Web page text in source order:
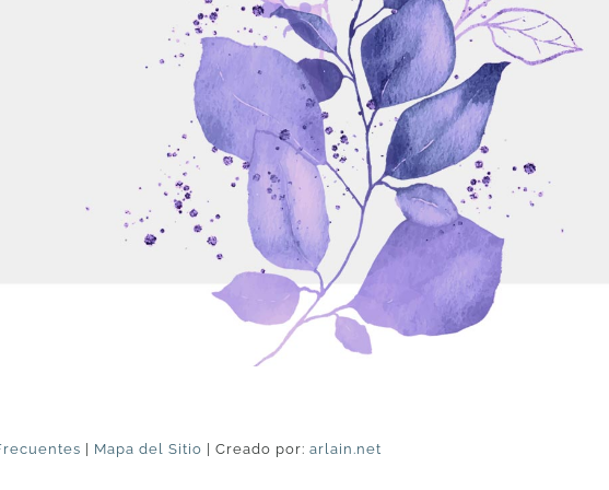
| Mapa del Sitio | Creado por: arlain.net